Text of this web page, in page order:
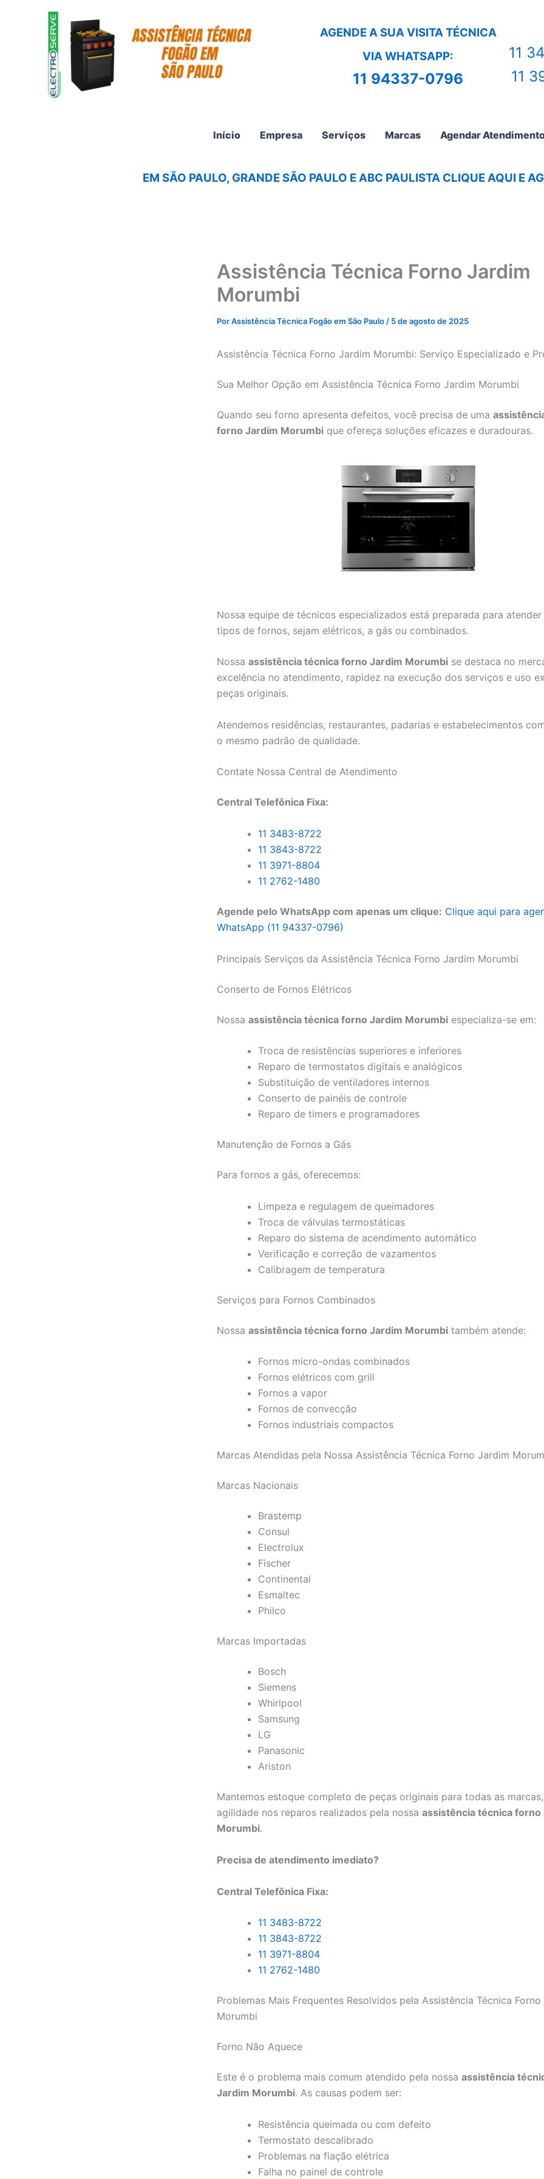
AGENDE A SUA VISITA TÉCNICA
VIA WHATSAPP:
11 94337-0796
11
11
Início Empresa Serviços Marcas Agendar
EM SÃO PAULO, GRANDE SÃO PAULO E ABC PAULISTA CLIQUE AQUI E
Assistência Técnica Forno Jardim
Morumbi
PorAssistência Técnica Fogão em São Paulo/ 5 de agosto de 2025
Assistência Técnica Forno Jardim Morumbi: Serviço Especializado e
Sua Melhor Opção em Assistência Técnica Forno Jardim Morumbi
Quando seu forno apresenta defeitos, você precisa de uma
forno Jardim Morumbi que ofereça soluções eficazes e duradouras.
Nossa equipe de técnicos especializados está preparada para
tipos de fornos, sejam elétricos, a gás ou combinados.
Nossa assistência técnica forno Jardim Morumbi se destaca no
excelência no atendimento, rapidez na execução dos serviços e uso
peças originais.
Atendemos residências, restaurantes, padarias e estabelecimentos
o mesmo padrão de qualidade.
Contate Nossa Central de Atendimento
Central Telefônica Fixa:
11 3483-8722
11 3843-8722
11 3971-8804
11 2762-1480
Agende pelo WhatsApp com apenas um clique: Clique aqui para
WhatsApp (11 94337-0796)
Principais Serviços da Assistência Técnica Forno Jardim Morumbi
Conserto de Fornos Elétricos
Nossa assistência técnica forno Jardim Morumbi especializa-se em:
Troca de resistências superiores e inferiores
Reparo de termostatos digitais e analógicos
Substituição de ventiladores internos
Conserto de painéis de controle
Reparo de timers e programadores
Manutenção de Fornos a Gás
Para fornos a gás, oferecemos:
Limpeza e regulagem de queimadores
Troca de válvulas termostáticas
Reparo do sistema de acendimento automático
Verificação e correção de vazamentos
Calibragem de temperatura
Serviços para Fornos Combinados
Nossa assistência técnica forno Jardim Morumbi também atende:
Fornos micro-ondas combinados
Fornos elétricos com grill
Fornos a vapor
Fornos de convecção
Fornos industriais compactos
Marcas Atendidas pela Nossa Assistência Técnica Forno Jardim
Marcas Nacionais
Brastemp
Consul
Electrolux
Fischer
Continental
Esmaltec
Philco
Marcas Importadas
Bosch
Siemens
Whirlpool
Samsung
LG
Panasonic
Ariston
Mantemos estoque completo de peças originais para todas as
agilidade nos reparos realizados pela nossa assistência técnica forno
Morumbi.
Precisa de atendimento imediato?
Central Telefônica Fixa:
11 3483-8722
11 3843-8722
11 3971-8804
11 2762-1480
Problemas Mais Frequentes Resolvidos pela Assistência Técnica
Morumbi
Forno Não Aquece
Este é o problema mais comum atendido pela nossa assistência
Jardim Morumbi. As causas podem ser:
Resistência queimada ou com defeito
Termostato descalibrado
Problemas na fiação elétrica
Falha no painel de controle